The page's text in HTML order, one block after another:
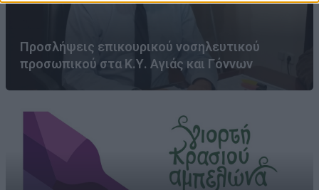
Προσλήψεις επικουρικού νοσηλευτικού
προσωπικού στα Κ.Υ. Αγιάς και Γόννων